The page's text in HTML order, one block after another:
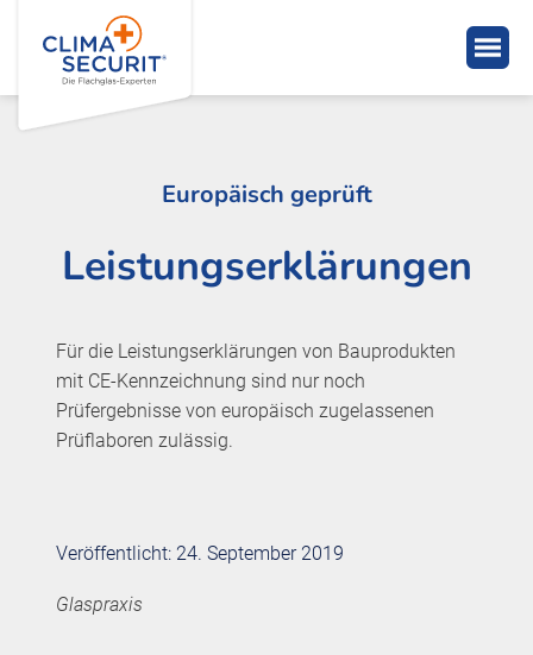
Europäisch geprüft
Leistungserklärungen
Für die Leistungserklärungen von Bauprodukten
mit CE-Kennzeichnung sind nur noch
Prüfergebnisse von europäisch zugelassenen
Prüflaboren zulässig.
Veröffentlicht: 24. September 2019
Glaspraxis